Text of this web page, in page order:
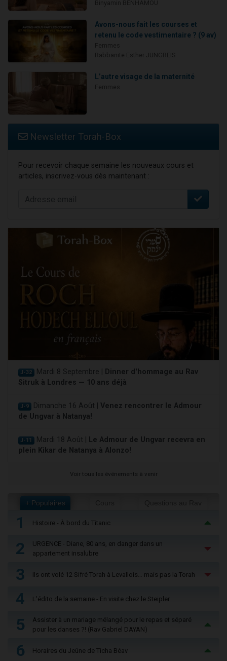
Avons-nous fait les courses et
retenu le code vestimentaire ? (9 av)
L’autre visage de la maternité
Newsletter Torah-Box
Pour recevoir chaque semaine les nouveaux cours et
articles, inscrivez-vous dès maintenant :
J-32 Mardi 8 Septembre |
Dinner d'hommage au Rav
Sitruk à Londres — 10 ans déjà
J-9 Dimanche 16 Août | Venez rencontrer le Admour
de Ungvar à Natanya!
J-11 Mardi 18 Août |
Le Admour de Ungvar recevra en
plein Kikar de Natanya à Alonzo!
Voir tous les événements à venir
+ Populaires
1 Histoire - À bord du Titanic
2
URGENCE - Diane, 80 ans, en danger dans un
appartement insalubre
3 Ils ont volé 12 Sifré Torah à Levallois… mais pas la Torah
4 L'édito de la semaine - En visite chez le Steipler
5
Assister à un mariage mélangé pour le repas et séparé
pour les danses ?! (Rav Gabriel DAYAN)
6 Horaires du Jeûne de Ticha Béav